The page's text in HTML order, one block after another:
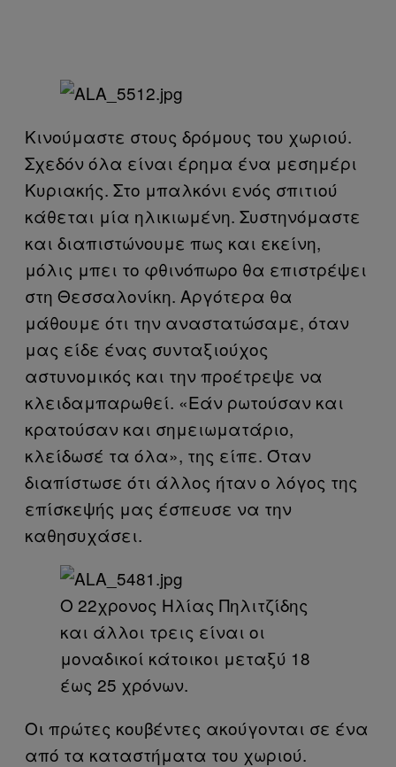
Κινούμαστε στους δρόμους του χωριού.
Σχεδόν όλα είναι έρημα ένα μεσημέρι
Κυριακής. Στο μπαλκόνι ενός σπιτιού
κάθεται μία ηλικιωμένη. Συστηνόμαστε
και διαπιστώνουμε πως και εκείνη,
μόλις μπει το φθινόπωρο θα επιστρέψει
στη Θεσσαλονίκη. Αργότερα θα
μάθουμε ότι την αναστατώσαμε, όταν
μας είδε ένας συνταξιούχος
αστυνομικός και την προέτρεψε να
κλειδαμπαρωθεί. «Εάν ρωτούσαν και
κρατούσαν και σημειωματάριο,
κλείδωσέ τα όλα», της είπε. Όταν
διαπίστωσε ότι άλλος ήταν ο λόγος της
επίσκεψής μας έσπευσε να την
καθησυχάσει.
Ο 22χρονος Ηλίας Πηλιτζίδης
και άλλοι τρεις είναι οι
μοναδικοί κάτοικοι μεταξύ 18
έως 25 χρόνων.
Οι πρώτες κουβέντες ακούγονται σε ένα
από τα καταστήματα του χωριού.